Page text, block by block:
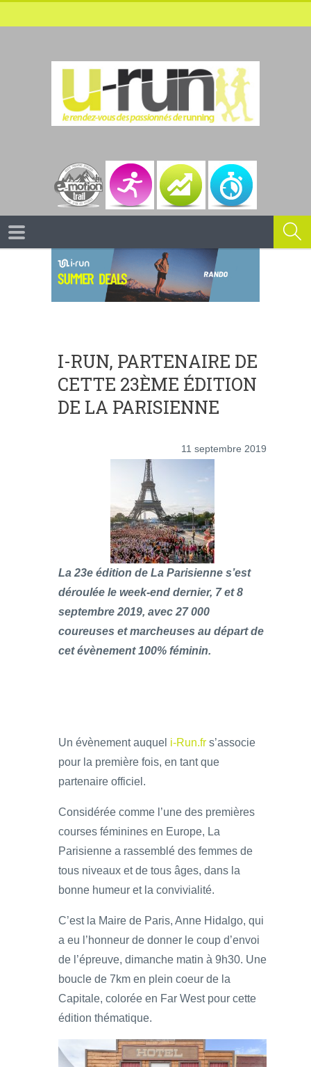
I-RUN, PARTENAIRE DE
CETTE 23ÈME ÉDITION
DE LA PARISIENNE
11 septembre 2019
La 23e édition de La Parisienne s’est
déroulée le week-end dernier, 7 et 8
septembre 2019, avec 27 000
coureuses et marcheuses au départ de
cet évènement 100% féminin.
Un évènement auquel i-Run.fr s’associe
pour la première fois, en tant que
partenaire officiel.
Considérée comme l’une des premières
courses féminines en Europe, La
Parisienne a rassemblé des femmes de
tous niveaux et de tous âges, dans la
bonne humeur et la convivialité.
C’est la Maire de Paris, Anne Hidalgo, qui
a eu l’honneur de donner le coup d’envoi
de l’épreuve, dimanche matin à 9h30. Une
boucle de 7km en plein coeur de la
Capitale, colorée en Far West pour cette
édition thématique.